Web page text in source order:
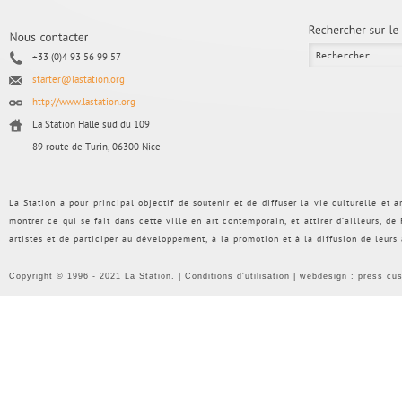
+33 (0)4 93 56 99 57
starter@lastation.org
http://www.lastation.org
La Station Halle sud du 109
89 route de Turin, 06300 Nice
La Station a pour principal objectif de soutenir et de diffuser la vie culturelle et
montrer ce qui se fait dans cette ville en art contemporain, et attirer d’ailleurs, de
artistes et de participer au développement, à la promotion et à la diffusion de
Copyright © 1996 - 2021 La Station. | Conditions d'utilisation | webdesign : press